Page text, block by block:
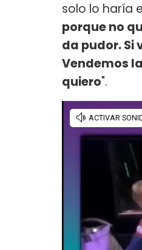
solo lo haría
porque no
da pudor. Si
Vendemos
quiero".